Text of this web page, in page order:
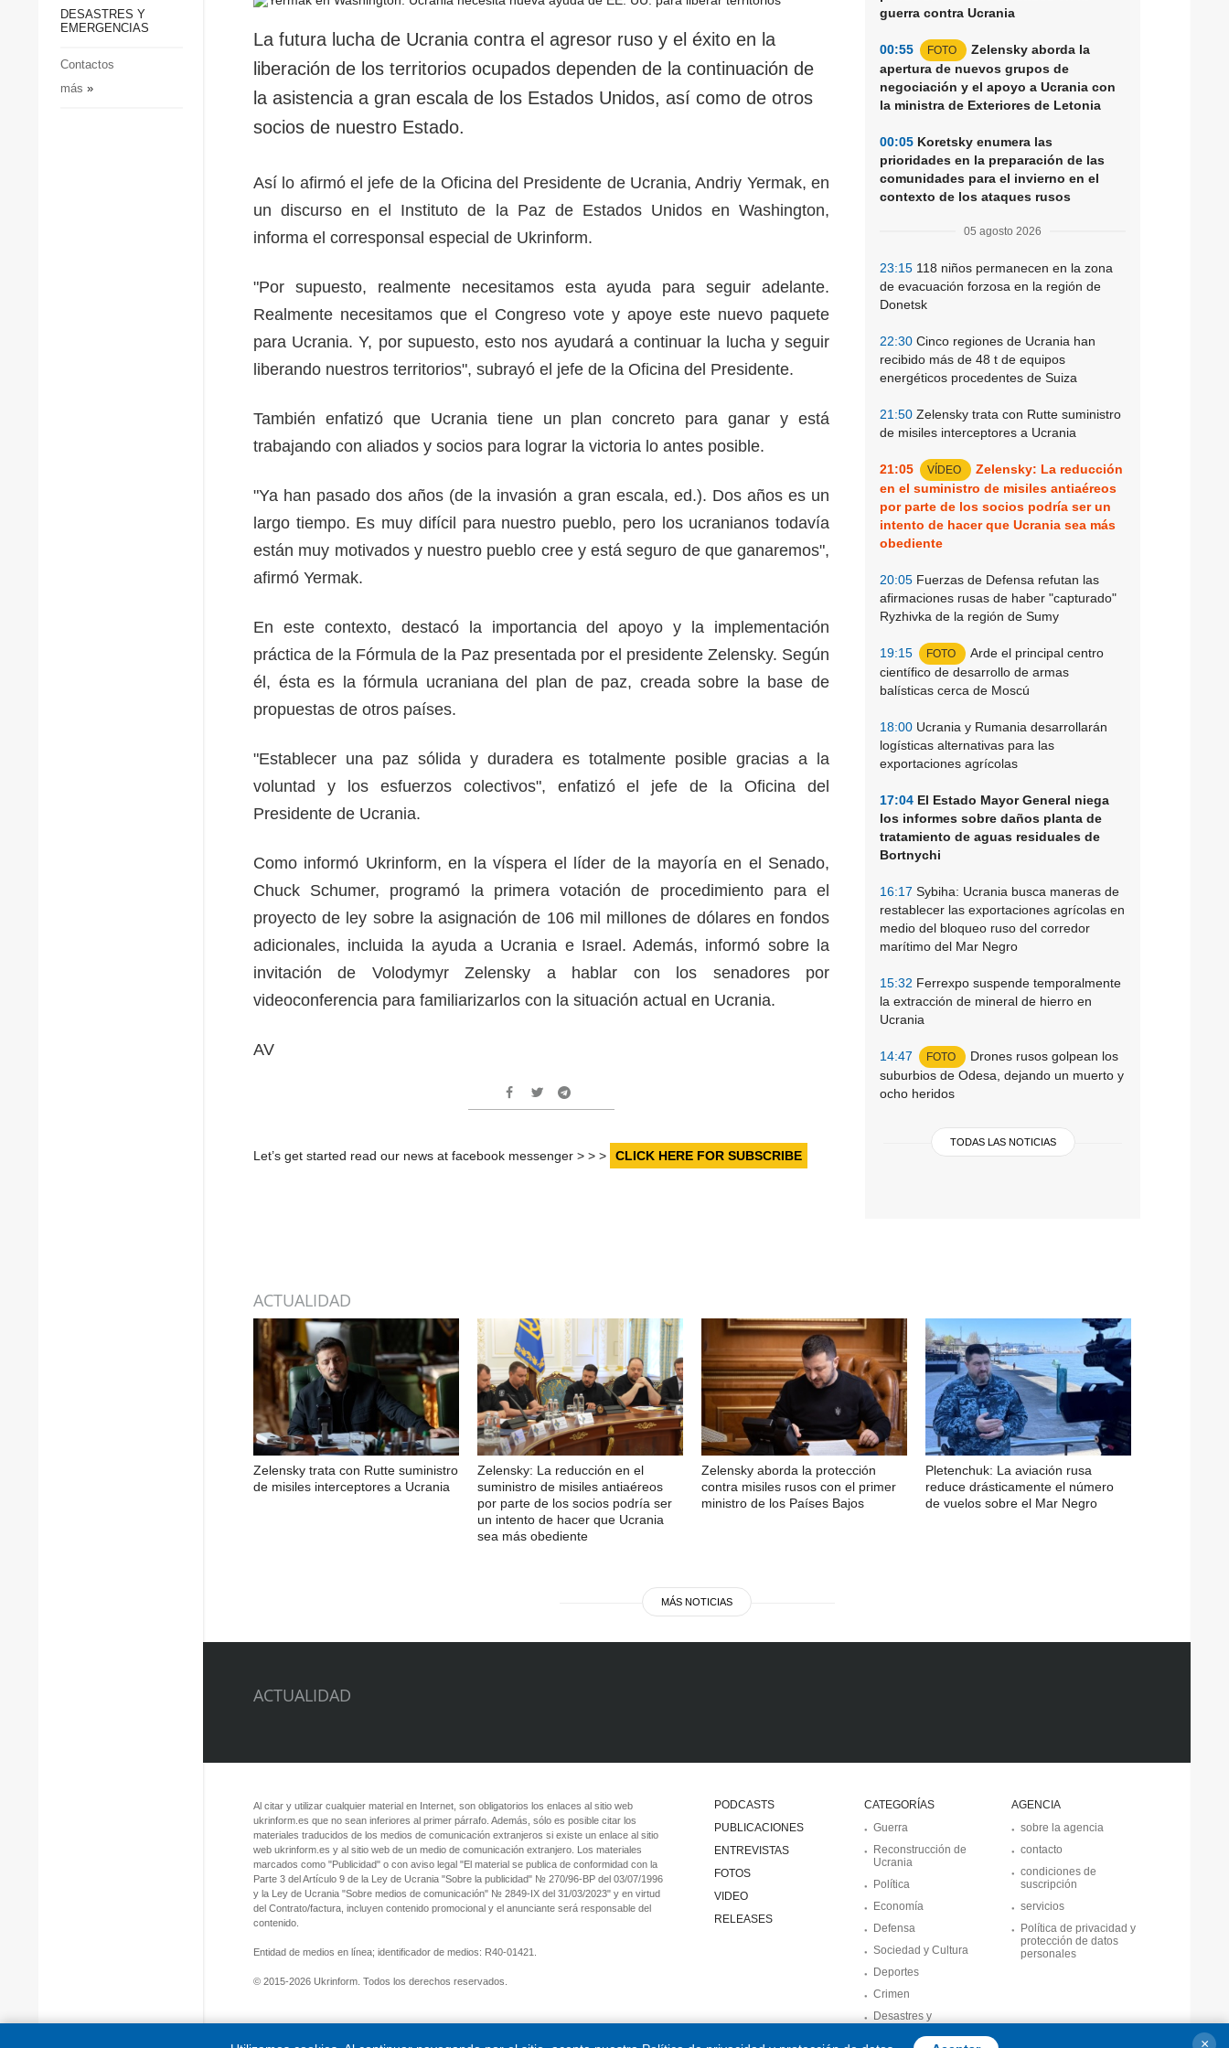
Sociedad y Cultura
Desastres y emergencias
DESASTRES Y
EMERGENCIAS
Contactos
más »
guerra contra Ucrania
00:55 FOTO
Zelensky aborda la
apertura de nuevos grupos de
negociación y el apoyo a Ucrania con
la ministra de Exteriores de Letonia
00:05 Koretsky enumera las
prioridades en la preparación de las
comunidades para el invierno en el
contexto de los ataques rusos
05 agosto 2026
23:15 118 niños permanecen en la zona
de evacuación forzosa en la región de
Donetsk
22:30 Cinco regiones de Ucrania han
recibido más de 48 t de equipos
energéticos procedentes de Suiza
21:50 Zelensky trata con Rutte suministro
de misiles interceptores a Ucrania
21:05 VÍDEO
Zelensky: La reducción
en el suministro de misiles antiaéreos
por parte de los socios podría ser un
intento de hacer que Ucrania sea más
obediente
20:05 Fuerzas de Defensa refutan las
afirmaciones rusas de haber "capturado"
Ryzhivka de la región de Sumy
19:15 FOTO
Arde el principal centro
científico de desarrollo de armas
balísticas cerca de Moscú
18:00 Ucrania y Rumania desarrollarán
logísticas alternativas para las
exportaciones agrícolas
17:04 El Estado Mayor General niega
los informes sobre daños planta de
tratamiento de aguas residuales de
Bortnychi
16:17 Sybiha: Ucrania busca maneras de
restablecer las exportaciones agrícolas en
medio del bloqueo ruso del corredor
marítimo del Mar Negro
15:32 Ferrexpo suspende temporalmente
la extracción de mineral de hierro en
Ucrania
14:47 FOTO
Drones rusos golpean los
suburbios de Odesa, dejando un muerto y
ocho heridos
TODAS LAS NOTICIAS
La futura lucha de Ucrania contra el agresor ruso y el éxito en la
liberación de los territorios ocupados dependen de la continuación de
la asistencia a gran escala de los Estados Unidos, así como de otros
socios de nuestro Estado.
Así lo afirmó el jefe de la Oficina del Presidente de Ucrania, Andriy Yermak, en
un discurso en el Instituto de la Paz de Estados Unidos en Washington,
informa el corresponsal especial de Ukrinform.
"Por supuesto, realmente necesitamos esta ayuda para seguir adelante.
Realmente necesitamos que el Congreso vote y apoye este nuevo paquete
para Ucrania. Y, por supuesto, esto nos ayudará a continuar la lucha y seguir
liberando nuestros territorios", subrayó el jefe de la Oficina del Presidente.
También enfatizó que Ucrania tiene un plan concreto para ganar y está
trabajando con aliados y socios para lograr la victoria lo antes posible.
"Ya han pasado dos años (de la invasión a gran escala, ed.). Dos años es un
largo tiempo. Es muy difícil para nuestro pueblo, pero los ucranianos todavía
están muy motivados y nuestro pueblo cree y está seguro de que ganaremos",
afirmó Yermak.
En este contexto, destacó la importancia del apoyo y la implementación
práctica de la Fórmula de la Paz presentada por el presidente Zelensky. Según
él, ésta es la fórmula ucraniana del plan de paz, creada sobre la base de
propuestas de otros países.
"Establecer una paz sólida y duradera es totalmente posible gracias a la
voluntad y los esfuerzos colectivos", enfatizó el jefe de la Oficina del
Presidente de Ucrania.
Como informó Ukrinform, en la víspera el líder de la mayoría en el Senado,
Chuck Schumer, programó la primera votación de procedimiento para el
proyecto de ley sobre la asignación de 106 mil millones de dólares en fondos
adicionales, incluida la ayuda a Ucrania e Israel. Además, informó sobre la
invitación de Volodymyr Zelensky a hablar con los senadores por
videoconferencia para familiarizarlos con la situación actual en Ucrania.
AV
Let’s get started read our news at facebook messenger > > > CLICK HERE FOR SUBSCRIBE
ACTUALIDAD
Zelensky trata con Rutte suministro
de misiles interceptores a Ucrania
Zelensky: La reducción en el
suministro de misiles antiaéreos
por parte de los socios podría ser
un intento de hacer que Ucrania
sea más obediente
Zelensky aborda la protección
contra misiles rusos con el primer
ministro de los Países Bajos
Pletenchuk: La aviación rusa
reduce drásticamente el número
de vuelos sobre el Mar Negro
MÁS NOTICIAS
ACTUALIDAD
CATEGORÍAS
Guerra
Reconstrucción de
Ucrania
Política
Economía
Defensa
Sociedad y Cultura
Deportes
Crimen
Desastres y
AGENCIA
sobre la agencia
contacto
condiciones de
suscripción
servicios
Política de privacidad y
protección de datos
personales
PODCASTS
PUBLICACIONES
ENTREVISTAS
FOTOS
VIDEO
RELEASES
Al citar y utilizar cualquier material en Internet, son obligatorios los enlaces al sitio web
ukrinform.es que no sean inferiores al primer párrafo. Además, sólo es posible citar los
materiales traducidos de los medios de comunicación extranjeros si existe un enlace al sitio
web ukrinform.es y al sitio web de un medio de comunicación extranjero. Los materiales
marcados como "Publicidad" o con aviso legal "El material se publica de conformidad con la
Parte 3 del Artículo 9 de la Ley de Ucrania "Sobre la publicidad" № 270/96-ВР del 03/07/1996
y la Ley de Ucrania "Sobre medios de comunicación" № 2849-IX del 31/03/2023" y en virtud
del Contrato/factura, incluyen contenido promocional y el anunciante será responsable del
contenido.
Entidad de medios en línea; identificador de medios: R40-01421.
© 2015-2026 Ukrinform. Todos los derechos reservados.
×